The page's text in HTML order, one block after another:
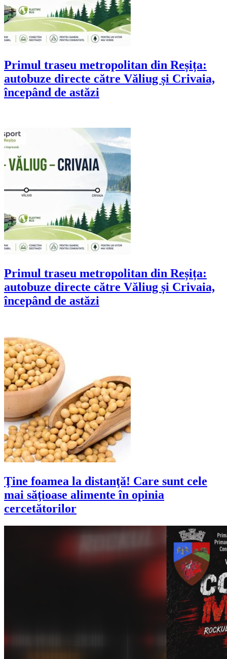
Primul traseu metropolitan din Reșița:
autobuze directe către Văliug și Crivaia,
începând de astăzi
Primul traseu metropolitan din Reșița:
autobuze directe către Văliug și Crivaia,
începând de astăzi
Ţine foamea la distanţă! Care sunt cele
mai săţioase alimente în opinia
cercetătorilor